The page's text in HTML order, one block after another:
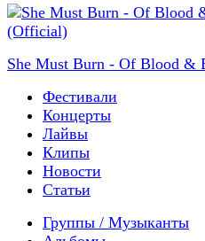
She Must Burn - Of Blood &
Фестивали
Концерты
Лайвы
Клипы
Новости
Статьи
Группы / Музыканты